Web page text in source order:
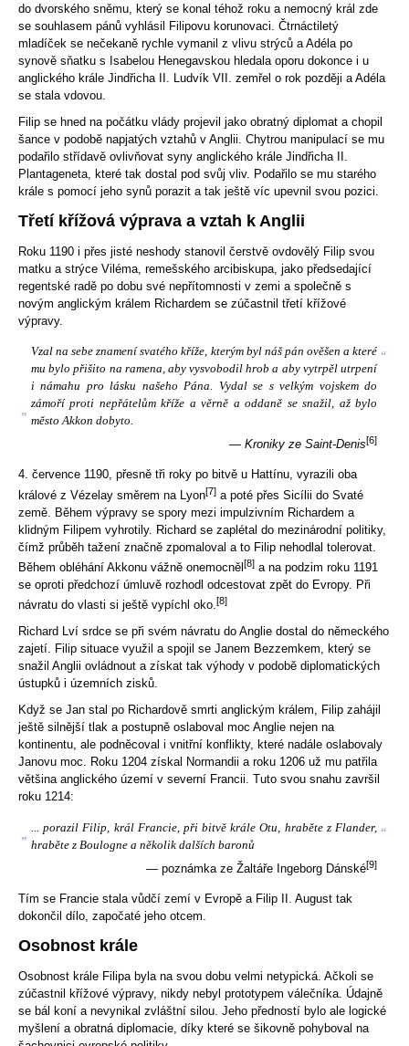
do dvorského sněmu, který se konal téhož roku a nemocný král zde
se souhlasem pánů vyhlásil Filipovu korunovaci. Čtrnáctiletý
mladíček se nečekaně rychle vymanil z vlivu strýců a Adéla po
synově sňatku s Isabelou Henegavskou hledala oporu dokonce i u
anglického krále Jindřicha II. Ludvík VII. zemřel o rok později a Adéla
se stala vdovou.
Filip se hned na počátku vlády projevil jako obratný diplomat a chopil
šance v podobě napjatých vztahů v Anglii. Chytrou manipulací se mu
podařilo střídavě ovlivňovat syny anglického krále Jindřicha II.
Plantageneta, které tak dostal pod svůj vliv. Podařilo se mu starého
krále s pomocí jeho synů porazit a tak ještě víc upevnil svou pozici.
Třetí křížová výprava a vztah k Anglii
Roku 1190 i přes jisté neshody stanovil čerstvě ovdovělý Filip svou
matku a strýce Viléma, remešského arcibiskupa, jako předsedající
regentské radě po dobu své nepřítomnosti v zemi a společně s
novým anglickým králem Richardem se zúčastnil třetí křížové
výpravy.
„
Vzal na sebe znamení svatého kříže, kterým byl náš pán ověšen a které
mu bylo přišito na ramena, aby vysvobodil hrob a aby vytrpěl utrpení
i námahu pro lásku našeho Pána. Vydal se s velkým vojskem do
zámoří proti nepřátelům kříže a věrně a oddaně se snažil, až bylo
město Akkon dobyto.
“
— Kroniky ze Saint-Denis[6]
4. července 1190, přesně tři roky po bitvě u Hattínu, vyrazili oba
králové z Vézelay směrem na Lyon[7] a poté přes Sicílii do Svaté
země. Během výpravy se spory mezi impulzivním Richardem a
klidným Filipem vyhrotily. Richard se zaplétal do mezinárodní politiky,
čímž průběh tažení značně zpomaloval a to Filip nehodlal tolerovat.
Během obléhání Akkonu vážně onemocněl [8] a na podzim roku 1191
se oproti předchozí úmluvě rozhodl odcestovat zpět do Evropy. Při
návratu do vlasti si ještě vypíchl oko.[8]
Richard Lví srdce se při svém návratu do Anglie dostal do německého
zajetí. Filip situace využil a spojil se Janem Bezzemkem, který se
snažil Anglii ovládnout a získat tak výhody v podobě diplomatických
ústupků i územních zisků.
Když se Jan stal po Richardově smrti anglickým králem, Filip zahájil
ještě silnější tlak a postupně oslaboval moc Anglie nejen na
kontinentu, ale podněcoval i vnitřní konflikty, které nadále oslabovaly
Janovu moc. Roku 1204 získal Normandii a roku 1206 už mu patřila
většina anglického území v severní Francii. Tuto svou snahu završil
roku 1214:
„
... porazil Filip, král Francie, při bitvě krále Otu, hraběte z Flander,
hraběte z Boulogne a několik dalších baronů
“
— poznámka ze Žaltáře Ingeborg Dánské[9]
Tím se Francie stala vůdčí zemí v Evropě a Filip II. August tak
dokončil dílo, započaté jeho otcem.
Osobnost krále
Osobnost krále Filipa byla na svou dobu velmi netypická. Ačkoli se
zúčastnil křížové výpravy, nikdy nebyl prototypem válečníka. Údajně
se bál koní a nevynikal zvláštní silou. Jeho předností bylo ale logické
myšlení a obratná diplomacie, díky které se šikovně pohyboval na